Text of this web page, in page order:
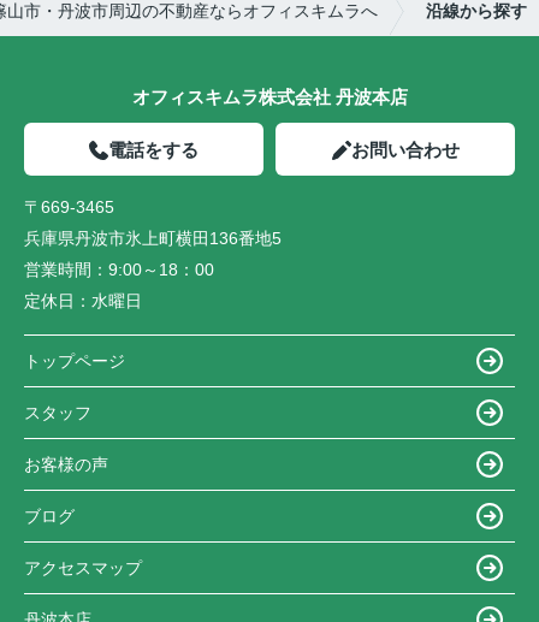
山市・丹波市周辺の不動産ならオフィスキムラへ 沿線から探す
オフィスキムラ株式会社 丹波本店
電話をする お問い合わせ
〒669-3465
兵庫県丹波市氷上町横田136番地5
営業時間： 9:00～18：00
定休日： 水曜日
トップページ
スタッフ
お客様の声
ブログ
アクセスマップ